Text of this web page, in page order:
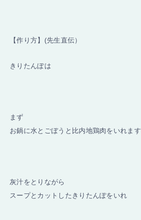
【作り方】(先生直伝）
きりたんぽは
まず
お鍋に水とごぼうと比内地鶏肉をいれます
灰汁をとりながら
スープとカットしたきりたんぽをいれ